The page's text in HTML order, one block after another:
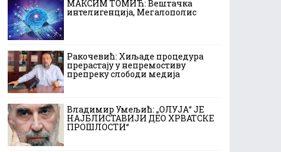
МАКСИМ ТОМИЋ: Вештачка
интелигенција, Мегалополис
Ракочевић: Хиљаде процедура
прерастају у непремостиву
препреку слободи медија
Владимир Умељић: „ОЛУЈА“ ЈЕ
НАЈБЛИСТАВИЈИ ДЕО ХРВАТСКЕ
ПРОШЛОСТИ“